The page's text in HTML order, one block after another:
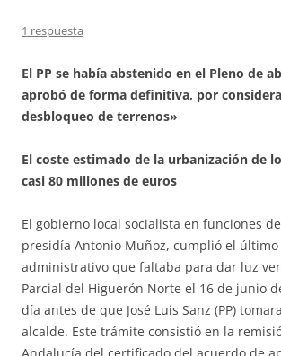
1 respuesta
El PP se había abstenido en el Pleno de
aprobó de forma definitiva, por
desbloqueo de terrenos»
El coste estimado de la urbanización de
casi 80 millones de euros
El gobierno local socialista en funciones
presidía Antonio Muñoz, cumplió el
administrativo que faltaba para dar luz
Parcial del Higuerón Norte el 16 de junio
día antes de que José Luis Sanz (PP)
alcalde. Este trámite consistió en la